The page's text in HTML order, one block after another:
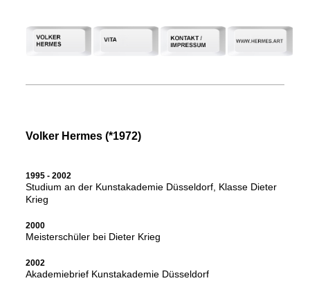
Volker Hermes (*1972)
1995 - 2002
Studium an der Kunstakademie Düsseldorf, Klasse Dieter
Krieg
2000
Meisterschüler bei Dieter Krieg
2002
Akademiebrief Kunstakademie Düsseldorf